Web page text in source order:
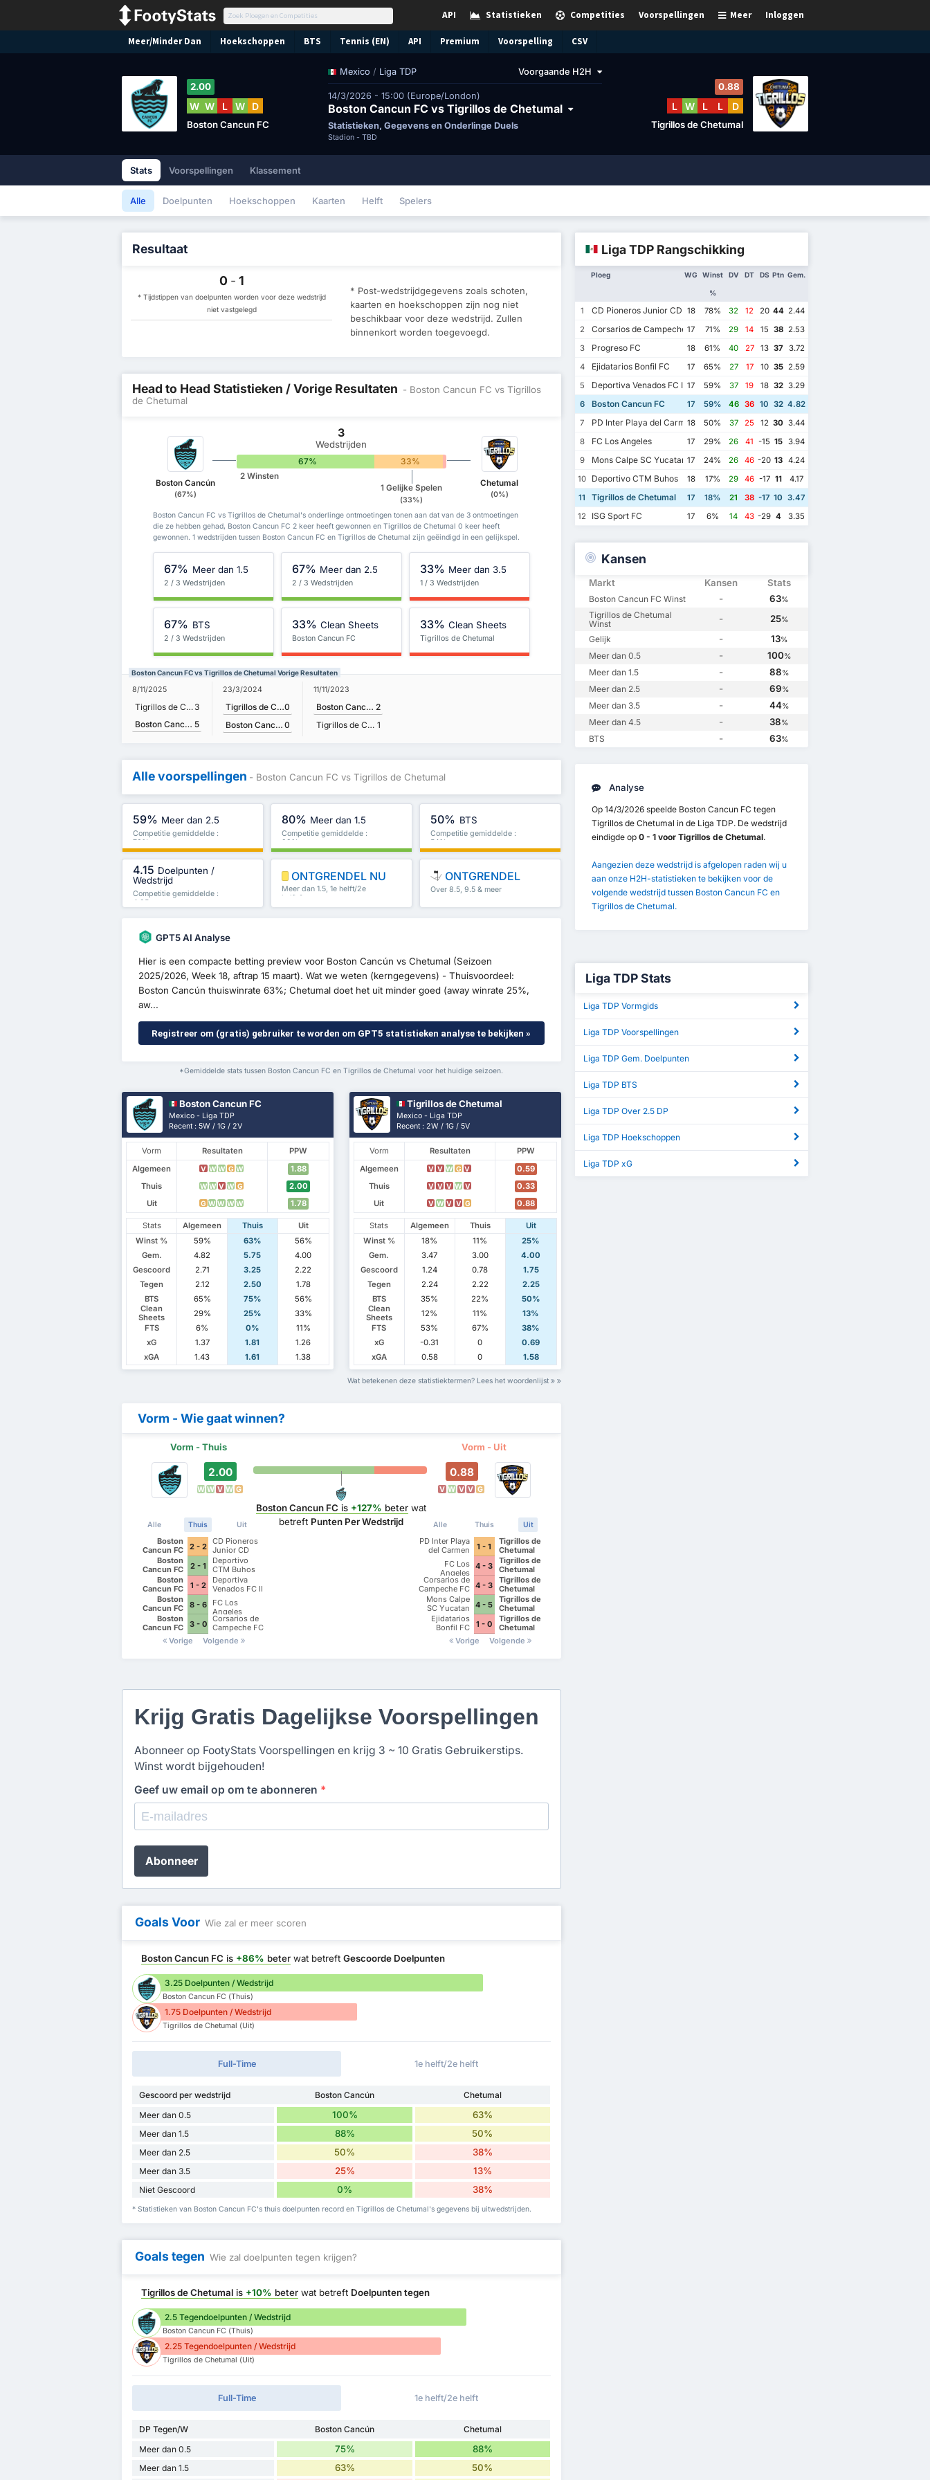
Inloggen
Meer
Voorspellingen
Competities
Statistieken
API
Meer/Minder Dan Hoekschoppen BTS Tennis (EN) API Premium Voorspelling CSV
Mexico / Liga TDP Voorgaande H2H
14/3/2026 - 15:00 (Europe/London)
Boston Cancun FC vs Tigrillos de Chetumal
Statistieken, Gegevens en Onderlinge Duels
Stadion - TBD
2.00
W W L W D
Boston Cancun FC
0.88
L W L L D
Tigrillos de Chetumal
Stats Voorspellingen Klassement
Alle Doelpunten Hoekschoppen Kaarten Helft Spelers
Resultaat
0 - 1
* Tijdstippen van doelpunten worden voor deze wedstrijd
niet vastgelegd
* Post-wedstrijdgegevens zoals schoten,
kaarten en hoekschoppen zijn nog niet
beschikbaar voor deze wedstrijd. Zullen
binnenkort worden toegevoegd.
Head to Head Statistieken / Vorige Resultaten - Boston Cancun FC vs Tigrillos
de Chetumal
Boston Cancún
(67%)
3
Wedstrijden
67% 33% 0%
2 Winsten
1 Gelijke Spelen
(33%)
Chetumal
(0%)
Boston Cancun FC vs Tigrillos de Chetumal's onderlinge ontmoetingen tonen aan dat van de 3 ontmoetingen
die ze hebben gehad, Boston Cancun FC 2 keer heeft gewonnen en Tigrillos de Chetumal 0 keer heeft
gewonnen. 1 wedstrijden tussen Boston Cancun FC en Tigrillos de Chetumal zijn geëindigd in een gelijkspel.
67% Meer dan 1.5
2 / 3 Wedstrijden
67% Meer dan 2.5
2 / 3 Wedstrijden
33% Meer dan 3.5
1 / 3 Wedstrijden
67% BTS
2 / 3 Wedstrijden
33% Clean Sheets
Boston Cancun FC
33% Clean Sheets
Tigrillos de Chetumal
Boston Cancun FC vs Tigrillos de Chetumal Vorige Resultaten
8/11/2025
Tigrillos de Chetumal 3
Boston Cancun FC 5
23/3/2024
Tigrillos de Chetumal0
Boston Cancun FC 0
11/11/2023
Boston Cancun FC 2
Tigrillos de Chetumal 1
Alle voorspellingen - Boston Cancun FC vs Tigrillos de Chetumal
59% Meer dan 2.5
Competitie gemiddelde :
70%
80% Meer dan 1.5
Competitie gemiddelde :
83%
50% BTS
Competitie gemiddelde :
54%
4.15 Doelpunten /
Wedstrijd
Competitie gemiddelde :
4.35
ONTGRENDEL NU
Meer dan 1.5, 1e helft/2e
helft & meer
ONTGRENDEL
Over 8.5, 9.5 & meer
GPT5 AI Analyse
Hier is een compacte betting preview voor Boston Cancún vs Chetumal (Seizoen
2025/2026, Week 18, aftrap 15 maart). Wat we weten (kerngegevens) - Thuisvoordeel:
Boston Cancún thuiswinrate 63%; Chetumal doet het uit minder goed (away winrate 25%,
aw...
Registreer om (gratis) gebruiker te worden om GPT5 statistieken analyse te bekijken »
*Gemiddelde stats tussen Boston Cancun FC en Tigrillos de Chetumal voor het huidige seizoen.
Boston Cancun FC
Mexico - Liga TDP
Recent : 5W / 1G / 2V
Vorm Resultaten
PPW
Algemeen
V W W G W
1.88
Thuis
W W V W G
2.00
Uit
G W W W W 1.78
Stats Algemeen Thuis
Uit
Winst %
59% 63%
56%
Gem.
4.82 5.75
4.00
Gescoord
2.71 3.25
2.22
Tegen
2.12 2.50
1.78
BTS
65% 75%
56%
Clean
Sheets
29% 25%
33%
FTS
6% 0%
11%
xG
1.37 1.81
1.26
xGA
1.43 1.61 1.38
Tigrillos de Chetumal
Mexico - Liga TDP
Recent : 2W / 1G / 5V
Vorm Resultaten
PPW
Algemeen
V V W G V
0.59
Thuis
V V V W V
0.33
Uit
V W V V G 0.88
Stats Algemeen Thuis
Uit
Winst %
18% 11%
25%
Gem.
3.47 3.00
4.00
Gescoord
1.24 0.78
1.75
Tegen
2.24 2.22
2.25
BTS
35% 22%
50%
Clean
Sheets
12% 11%
13%
FTS
53% 67%
38%
xG
-0.31 0
0.69
xGA
0.58 0 1.58
Wat betekenen deze statistiektermen? Lees het woordenlijst
Vorm - Wie gaat winnen?
Vorm - Thuis Vorm - Uit
2.00
W W V W G
Alle Thuis Uit
Boston
Cancun FC
2 - 2
CD Pioneros
Junior CD
Pioneros de
Cancun II
Boston
Cancun FC
2 - 1
Deportivo
CTM Buhos
Boston
Cancun FC
1 - 2
Deportiva
Venados FC II
Boston
Cancun FC
8 - 6
FC Los
Angeles
Boston
Cancun FC
3 - 0
Corsarios de
Campeche FC
Vorige
Volgende
Boston Cancun FC is +127% beterwat
betreft Punten Per Wedstrijd
0.88
V W V V G
Alle Thuis Uit
PD Inter Playa
del Carmen
AC II
1 - 1
Tigrillos de
Chetumal
FC Los
Angeles
4 - 3
Tigrillos de
Chetumal
Corsarios de
Campeche FC 4 - 3
Tigrillos de
Chetumal
Mons Calpe
SC Yucatan
4 - 5
Tigrillos de
Chetumal
Ejidatarios
Bonfil FC
1 - 0
Tigrillos de
Chetumal
Vorige
Volgende
Krijg Gratis Dagelijkse Voorspellingen
Abonneer op FootyStats Voorspellingen en krijg 3 ~ 10 Gratis Gebruikerstips.
Winst wordt bijgehouden!
Geef uw email op om te abonneren *
Abonneer
Goals Voor Wie zal er meer scoren
Boston Cancun FC is +86% beter wat betreftGescoorde Doelpunten
3.25 Doelpunten / Wedstrijd
Boston Cancun FC (Thuis)
1.75 Doelpunten / Wedstrijd
Tigrillos de Chetumal (Uit)
Full-Time 1e helft/2e helft
Gescoord per wedstrijd Boston Cancún
Chetumal
Meer dan 0.5
100% 63%
Meer dan 1.5 88% 50%
Meer dan 2.5 50% 38%
Meer dan 3.5 25% 13%
Niet Gescoord 0% 38%
* Statistieken van Boston Cancun FC's thuis doelpunten record en Tigrillos de Chetumal's gegevens bij uitwedstrijden.
Goals tegen Wie zal doelpunten tegen krijgen?
Tigrillos de Chetumal is +10% beter wat betreft Doelpunten tegen
2.5 Tegendoelpunten / Wedstrijd
Boston Cancun FC (Thuis)
2.25 Tegendoelpunten / Wedstrijd
Tigrillos de Chetumal (Uit)
Full-Time 1e helft/2e helft
DP Tegen/W Boston Cancún
Chetumal
Meer dan 0.5
75% 88%
Meer dan 1.5 63% 50%
Liga TDP Rangschikking
Ploeg WG Winst
%
DV DT DS Ptn Gem.
1 CD Pioneros Junior CD Pioneros de Cancun II
18 78% 32 12 20 44 2.44
2
Corsarios de Campeche FC
17 71% 29 14 15 38 2.53
3
Progreso FC 18 61% 40 27 13 37 3.72
4
Ejidatarios Bonfil FC 17 65% 27 17 10 35 2.59
5
Deportiva Venados FC II 17 59% 37 19 18 32 3.29
6
Boston Cancun FC 17 59% 46 36 10 32 4.82
7
PD Inter Playa del Carmen AC II
18 50% 37 25 12 30 3.44
8
FC Los Angeles 17 29% 26 41 -15 15
3.94
9
Mons Calpe SC Yucatan 17 24% 26 46 -20 13
4.24
10
Deportivo CTM Buhos 18 17% 29 46 -17 11
4.17
11
Tigrillos de Chetumal 17 18% 21 38 -17 10 3.47
12
ISG Sport FC 17 6% 14 43 -29 4 3.35
Kansen
Markt Kansen Stats
Boston Cancun FC Winst - 63%
Tigrillos de Chetumal
Winst
- 25%
Gelijk - 13%
Meer dan 0.5 - 100%
Meer dan 1.5 - 88%
Meer dan 2.5 - 69%
Meer dan 3.5 - 44%
Meer dan 4.5 - 38%
BTS - 63%
Analyse
Op 14/3/2026 speelde Boston Cancun FC tegen
Tigrillos de Chetumal in de Liga TDP. De wedstrijd
eindigde op 0 - 1 voor Tigrillos de Chetumal.
Aangezien deze wedstrijd is afgelopen raden wij u
aan onze H2H-statistieken te bekijken voor de
volgende wedstrijd tussen Boston Cancun FC en
Tigrillos de Chetumal.
Liga TDP Stats
Liga TDP Vormgids
Liga TDP Voorspellingen
Liga TDP Gem. Doelpunten
Liga TDP BTS
Liga TDP Over 2.5 DP
Liga TDP Hoekschoppen
Liga TDP xG